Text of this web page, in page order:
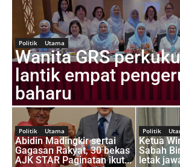
Politik Utama
Wanita GRS
lantik empat
baharu
Politik Utama
Abidin Madingkir sertai
Gagasan Rakyat, 30 bekas
AJK STAR Paginatan ikut...
Politik
Ketua
Sabah
letak